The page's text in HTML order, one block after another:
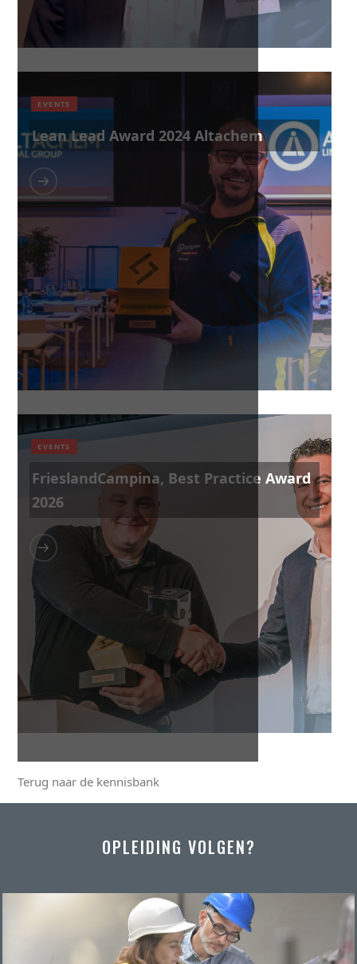
OPLEIDING VOLGEN?
EVENTS
Lean Lead Award 2024 Altachem
EVENTS
FrieslandCampina, Best Practice Award
2026
Terug naar de kennisbank